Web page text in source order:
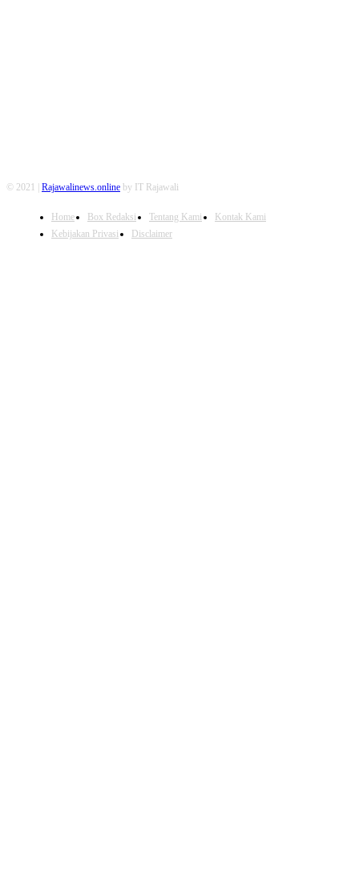
© 2021 | Rajawalinews.online by IT Rajawali
Home Box Redaksi Tentang Kami
Kontak Kami
Kebijakan Privasi
Disclaimer